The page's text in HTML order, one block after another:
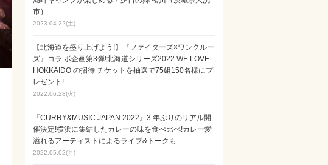
市）
2023.04.22(土)
【北海道を盛り上げよう!】『ファイターズ×ワンクルー
ズ』コラ ボ企画第3弾!北海道シリーズ2022 WE LOVE
HOKKAIDO の招待 チケットを抽選で75組150名様にプ
レゼント!
2022.06.28(火)
『CURRY&MUSIC JAPAN 2022』3 年ぶりのリアル開
催決定!横浜に集結したカレーの味を食べ比べ!カレー愛
溢れるアーティストによるライブ&トークも
2022.05.02(月)